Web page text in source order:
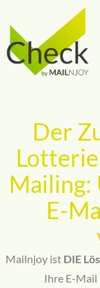
Inhalt
springen
Der
Mailing:
E-
Mailnjoy ist DIE
Ihre E-Mail